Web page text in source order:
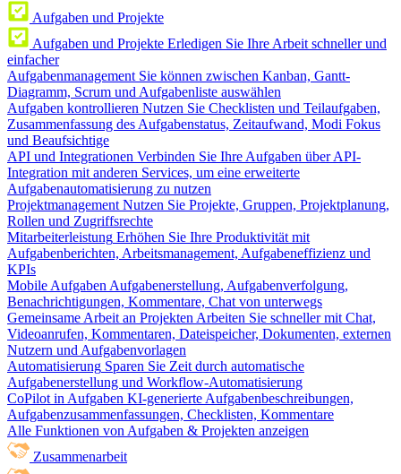
Aufgaben und Projekte
Aufgaben und Projekte Erledigen Sie Ihre Arbeit schneller und
einfacher
Aufgabenmanagement Sie können zwischen Kanban, Gantt-
Diagramm, Scrum und Aufgabenliste auswählen
Aufgaben kontrollieren Nutzen Sie Checklisten und Teilaufgaben,
Zusammenfassung des Aufgabenstatus, Zeitaufwand, Modi Fokus
und Beaufsichtige
API und Integrationen Verbinden Sie Ihre Aufgaben über API-
Integration mit anderen Services, um eine erweiterte
Aufgabenautomatisierung zu nutzen
Projektmanagement Nutzen Sie Projekte, Gruppen, Projektplanung,
Rollen und Zugriffsrechte
Mitarbeiterleistung Erhöhen Sie Ihre Produktivität mit
Aufgabenberichten, Arbeitsmanagement, Aufgabeneffizienz und
KPIs
Mobile Aufgaben Aufgabenerstellung, Aufgabenverfolgung,
Benachrichtigungen, Kommentare, Chat von unterwegs
Gemeinsame Arbeit an Projekten Arbeiten Sie schneller mit Chat,
Videoanrufen, Kommentaren, Dateispeicher, Dokumenten, externen
Nutzern und Aufgabenvorlagen
Automatisierung Sparen Sie Zeit durch automatische
Aufgabenerstellung und Workflow-Automatisierung
CoPilot in Aufgaben KI-generierte Aufgabenbeschreibungen,
Aufgabenzusammenfassungen, Checklisten, Kommentare
Alle Funktionen von Aufgaben & Projekten anzeigen
Zusammenarbeit